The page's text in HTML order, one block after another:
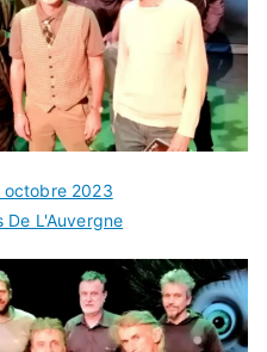
octobre 2023
De L'Auvergne